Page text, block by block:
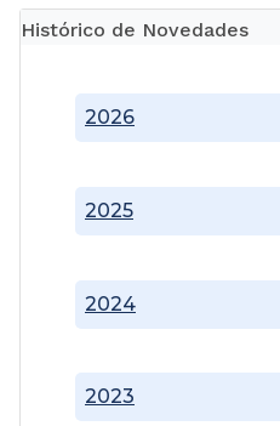
Histórico de Novedades
2023
2024
2025
2026